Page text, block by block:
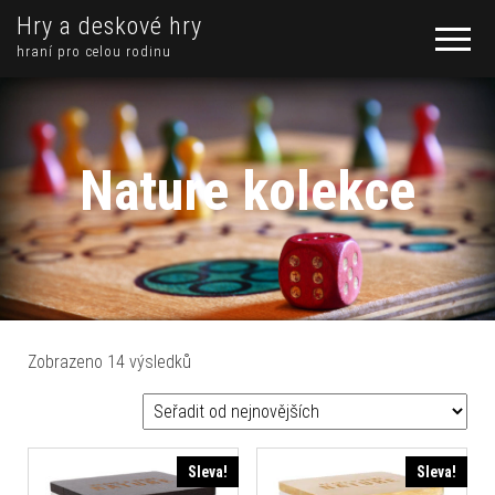
Hry a deskové hry
hraní pro celou rodinu
Nature kolekce
Zobrazeno 14 výsledků
Sleva! Sleva!